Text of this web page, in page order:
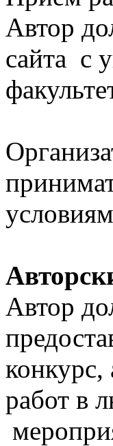
Автор
сайта с
Автор
конкурс,
работ в